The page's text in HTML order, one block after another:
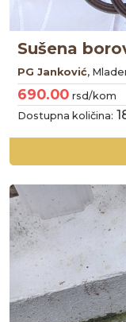
Sušena
PG Janković,
690.00 rsd/kom
Dostupna količina: